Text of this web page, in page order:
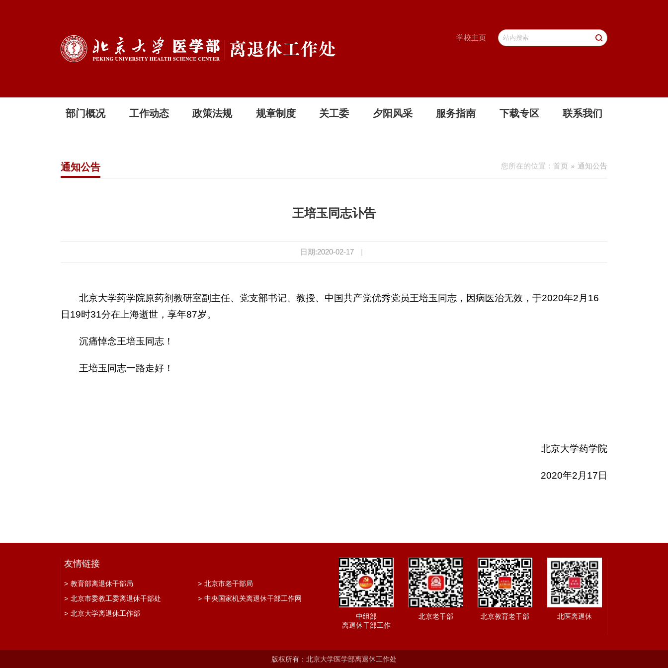
学校主页
部门概况 工作动态 政策法规 规章制度 关工委 夕阳风采 服务指南 下载专区 联系我们
您所在的位置： 首页 通知公告
通知公告
王培玉同志讣告
日期:2020-02-17 |
北京大学药学院原药剂教研室副主任、党支部书记、教授、中国共产党优秀党员王培玉同志，因病医治无效，于2020年2月16
日19时31分在上海逝世，享年87岁。
沉痛悼念王培玉同志！
王培玉同志一路走好！
北京大学药学院
2020年2月17日
友情链接
> 教育部离退休干部局 > 北京市老干部局
> 北京市委教工委离退休干部处 > 中央国家机关离退休干部工作网
> 北京大学离退休工作部
中组部
离退休干部工作
北京老干部 北京教育老干部 北医离退休
版权所有：北京大学医学部离退休工作处